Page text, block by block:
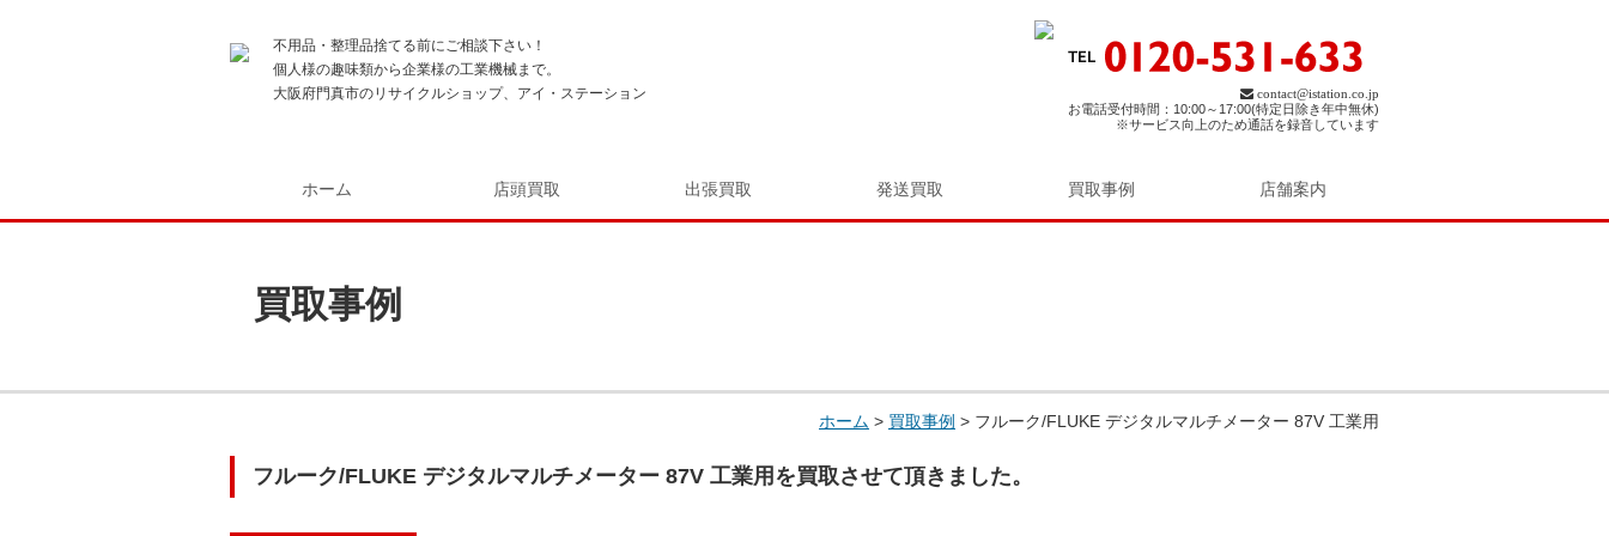
不用品・整理品捨てる前にご相談下さい！
個人様の趣味類から企業様の工業機械まで。
大阪府門真市のリサイクルショップ、アイ・ステーション
contact@istation.co.jp
お電話受付時間：10:00～17:00(特定日除き年中無休)
※サービス向上のため通話を録音しています
ホーム 店頭買取 出張買取 発送買取 買取事例 店舗案内
買取事例
ホーム > 買取事例 > フルーク/FLUKE デジタルマルチメーター 87V 工業用
フルーク/FLUKE デジタルマルチメーター 87V 工業用を買取させて頂きました。